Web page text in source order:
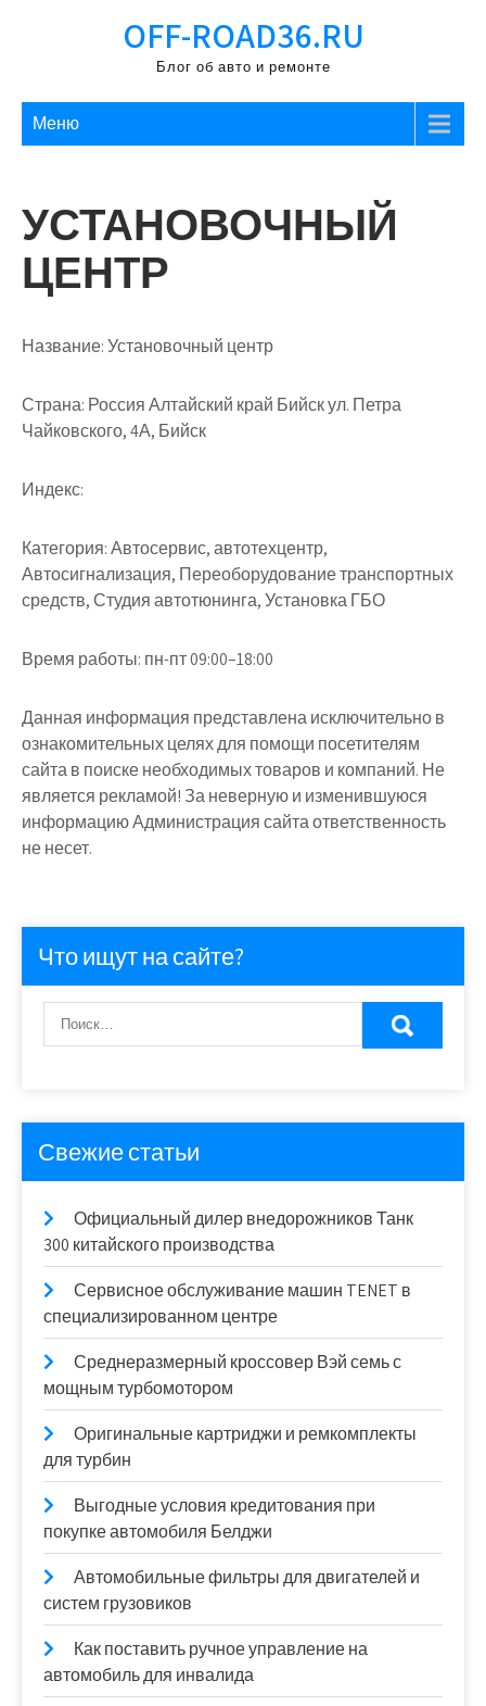
OFF-ROAD36.RU
Блог об авто и ремонте
Меню
УСТАНОВОЧНЫЙ
ЦЕНТР
Название:Установочный центр
Страна: Россия Алтайский край Бийск ул. Петра
Чайковского, 4А, Бийск
Индекс:
Категория:Автосервис, автотехцентр,
Автосигнализация, Переоборудование транспортных
средств, Студия автотюнинга, Установка ГБО
Время работы: пн-пт 09:00–18:00
Данная информация представлена исключительно в
ознакомительных целях для помощи посетителям
сайта в поиске необходимых товаров и компаний. Не
является рекламой! За неверную и изменившуюся
информацию Администрация сайта ответственность
не несет.
Что ищут на сайте?
Свежие статьи
Официальный дилер внедорожников Танк
300 китайского производства
Сервисное обслуживание машин TENET в
специализированном центре
Среднеразмерный кроссовер Вэй семь с
мощным турбомотором
Оригинальные картриджи и ремкомплекты
для турбин
Выгодные условия кредитования при
покупке автомобиля Белджи
Автомобильные фильтры для двигателей и
систем грузовиков
Как поставить ручное управление на
автомобиль для инвалида